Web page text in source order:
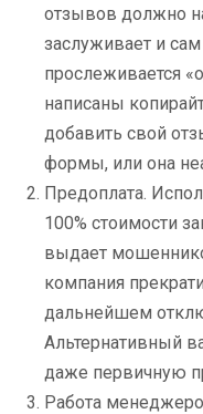
отзывов должно
заслуживает и
прослеживается
написаны
добавить свой
формы, или она
Предоплата.
100% стоимости
выдает
компания
дальнейшем
Альтернативный
даже первичную
Работа